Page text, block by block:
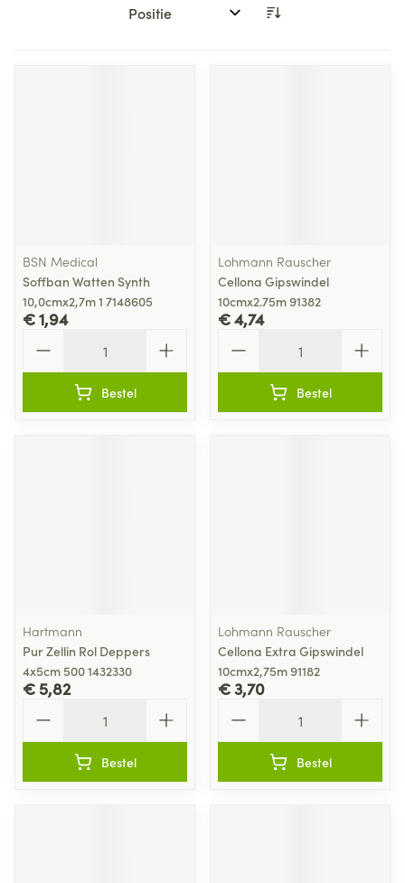
Sorteer op:
BSN Medical
Soffban Watten Synth
10,0cmx2,7m 1 7148605
€ 1,94
Bestel
Lohmann Rauscher
Cellona Gipswindel
10cmx2.75m 91382
€ 4,74
Bestel
Hartmann
Pur Zellin Rol Deppers
4x5cm 500 1432330
€ 5,82
Bestel
Lohmann Rauscher
Cellona Extra Gipswindel
10cmx2,75m 91182
€ 3,70
Bestel